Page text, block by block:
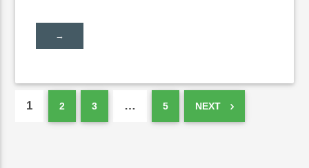
→
1 2 3 … 5 NEXT